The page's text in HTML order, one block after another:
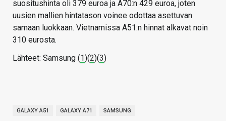
suositushinta oli 379 euroa ja A70:n 429 euroa, joten
uusien mallien hintatason voinee odottaa asettuvan
samaan luokkaan. Vietnamissa A51:n hinnat alkavat noin
310 eurosta.
Lähteet: Samsung (1)(2)(3)
GALAXY A51 GALAXY A71 SAMSUNG